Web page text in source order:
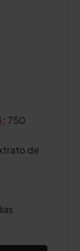
: 750
de